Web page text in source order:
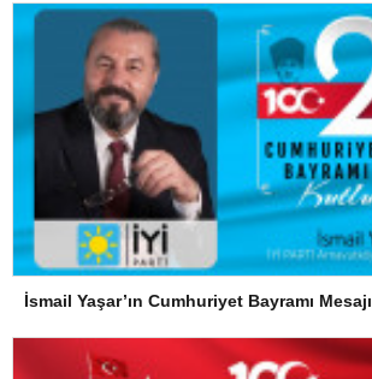
İsmail Yaşar’ın Cumhuriyet Bayramı Mesajı